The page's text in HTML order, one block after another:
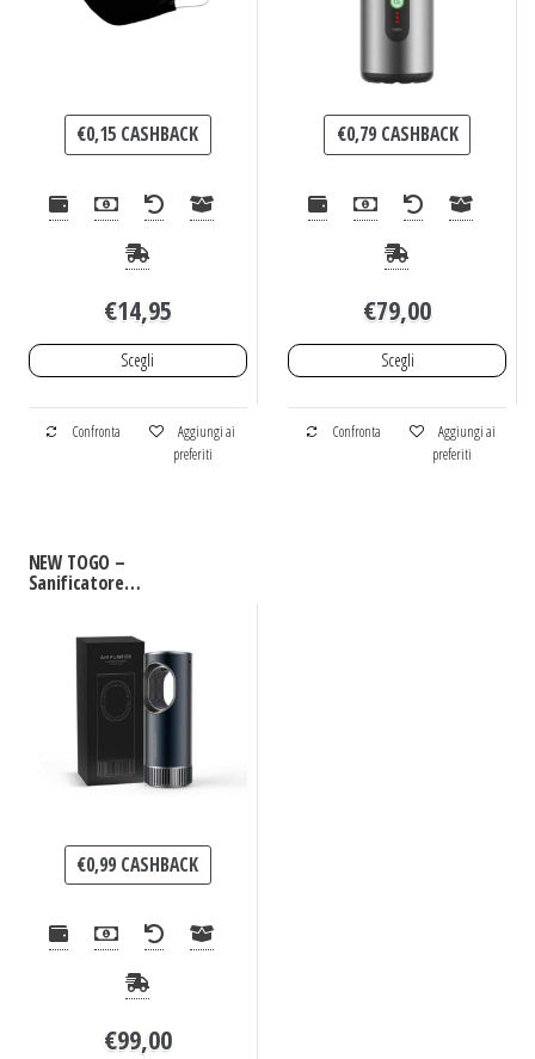
€0,15 CASHBACK
€14,95
Scegli
Confronta
Aggiungi ai
preferiti
€0,79CASHBACK
€79,00
Scegli
Confronta
Aggiungi ai
preferiti
NEW TOGO –
Sanificatore
€0,99 CASHBACK
€99,00